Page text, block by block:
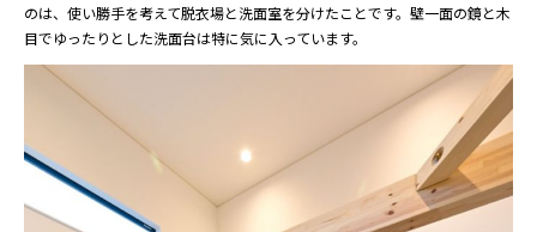
のは、使い勝手を考えて脱衣場と洗面室を分けたことです。壁一面の鏡と木
目でゆったりとした洗面台は特に気に入っています。